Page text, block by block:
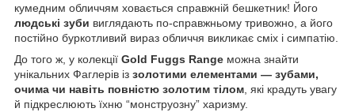
кумедним обличчям ховається справжній бешкетник! Його
людські зуби виглядають по-справжньому тривожно, а його
постійно буркотливий вираз обличчя викликає сміх і симпатію.
До того ж, у колекції Gold Fuggs Range можна знайти
унікальних Фаглерів із золотими елементами — зубами,
очима чи навіть повністю золотим тілом , які крадуть увагу
й підкреслюють їхню “монструозну” харизму.